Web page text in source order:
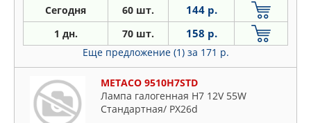
Сегодня 60 шт. 144 р.
1 дн. 70 шт. 158 р.
Еще предложение (1) за 171 р.
METACO 9510H7STD
Лампа галогенная H7 12V 55W
Стандартная/ PX26d